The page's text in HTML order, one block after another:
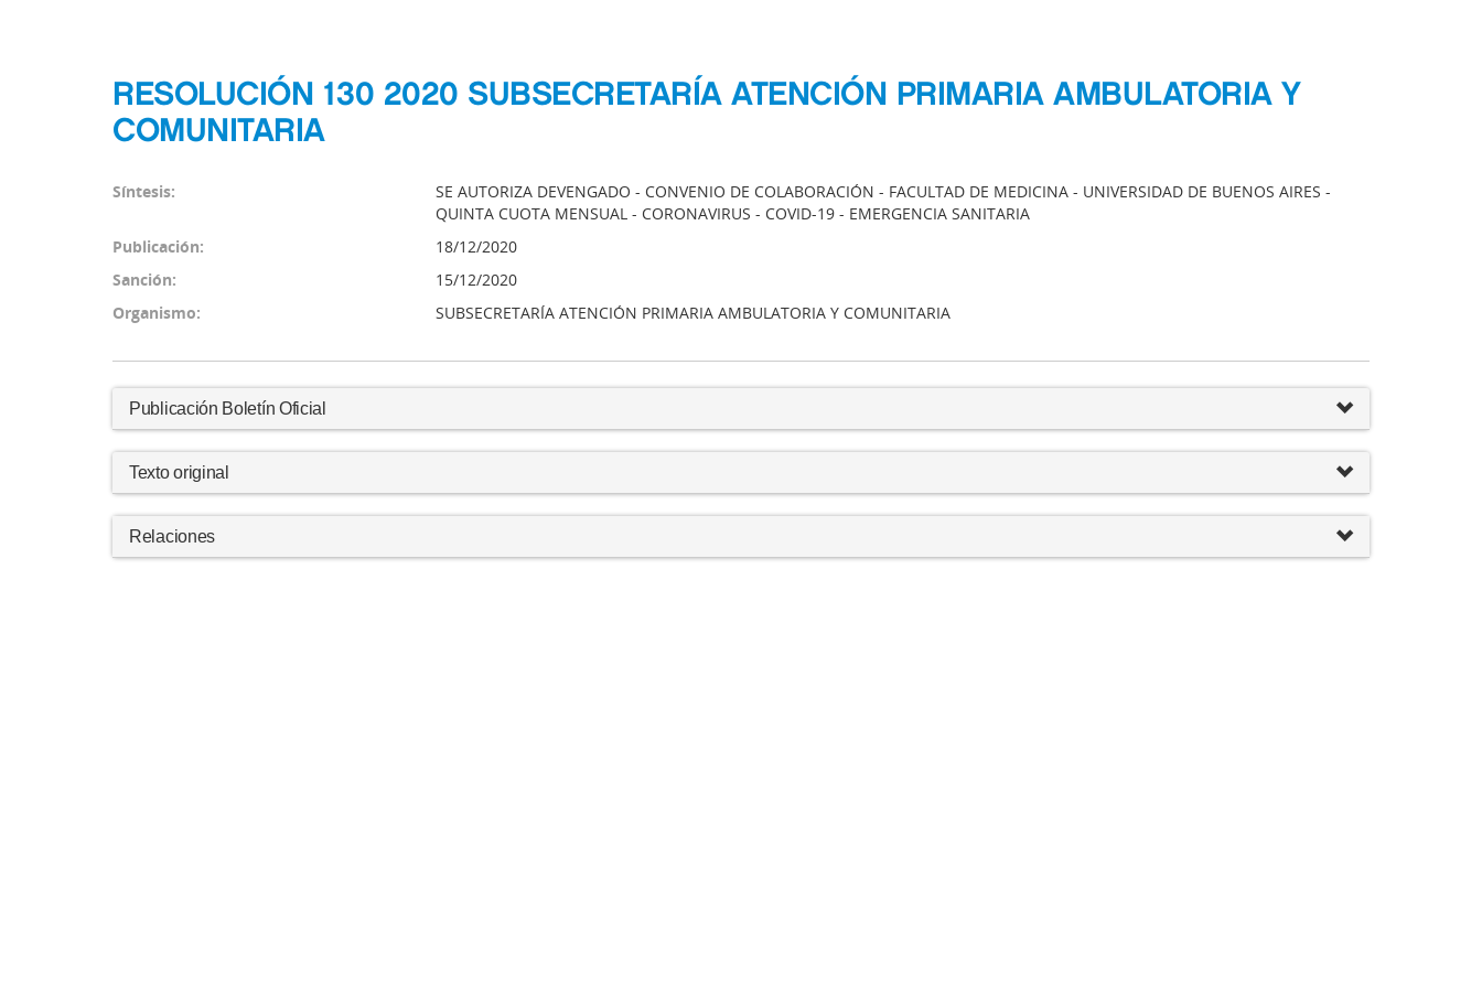
RESOLUCIÓN 130 2020 SUBSECRETARÍA ATENCIÓN PRIMARIA AMBULATORIA Y
COMUNITARIA
Síntesis:
SE AUTORIZA DEVENGADO - CONVENIO DE COLABORACIÓN - FACULTAD DE MEDICINA - UNIVERSIDAD DE BUENOS AIRES -
QUINTA CUOTA MENSUAL - CORONAVIRUS - COVID-19 - EMERGENCIA SANITARIA
Publicación:
18/12/2020
Sanción:
15/12/2020
Organismo:
SUBSECRETARÍA ATENCIÓN PRIMARIA AMBULATORIA Y COMUNITARIA
Publicación Boletín Oficial
Texto original
Relaciones